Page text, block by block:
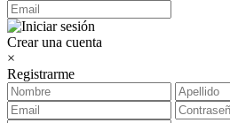
Crear una cuenta
×
Registrarme